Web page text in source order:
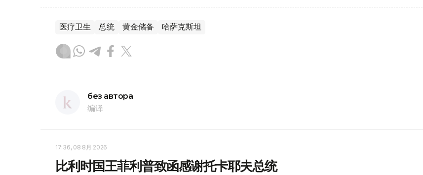
医疗卫生 总统 黄金储备 哈萨克斯坦
без автора
编译
17:36, 08 8月 2026
比利时国王菲利普致函感谢托卡耶夫总统